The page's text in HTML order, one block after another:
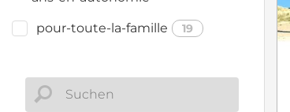
pour-toute-la-famille 19